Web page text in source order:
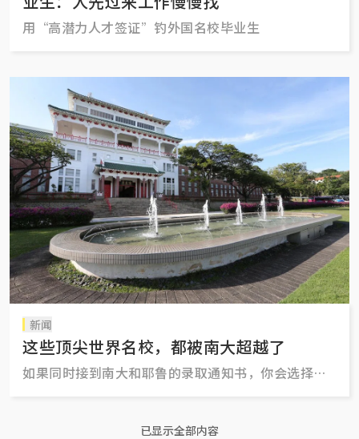
用“高潜力人才签证”钓外国名校毕业生
新闻
这些顶尖世界名校，都被南大超越了
如果同时接到南大和耶鲁的录取通知书，你会选择读
已显示全部内容